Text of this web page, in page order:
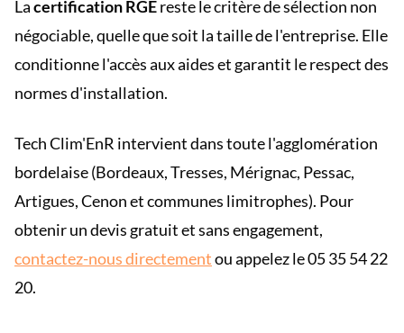
Lacertification RGEreste le critère de sélection non
négociable, quelle que soit la taille de l'entreprise. Elle
conditionne l'accès aux aides et garantit le respect des
normes d'installation.
Tech Clim'EnR intervient dans toute l'agglomération
bordelaise (Bordeaux, Tresses, Mérignac, Pessac,
Artigues, Cenon et communes limitrophes). Pour
obtenir un devis gratuit et sans engagement,
contactez-nous directementou appelez le 05 35 54 22
20.